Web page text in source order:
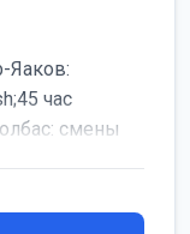
Яаков:
час
смены